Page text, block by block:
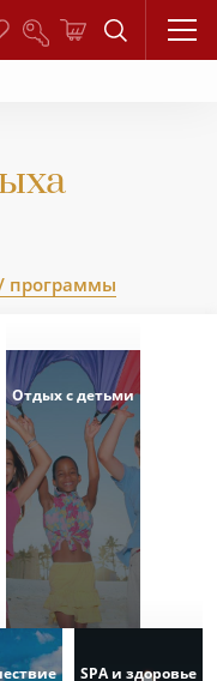
программы
Отдых с детьми
SPA и здоровье